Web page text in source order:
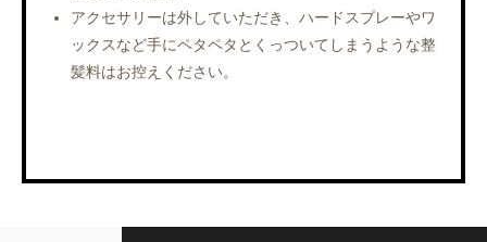
アクセサリーは外していただき、ハードスプレーやワ
ックスなど手にペタペタとくっついてしまうような整
髪料はお控えください。